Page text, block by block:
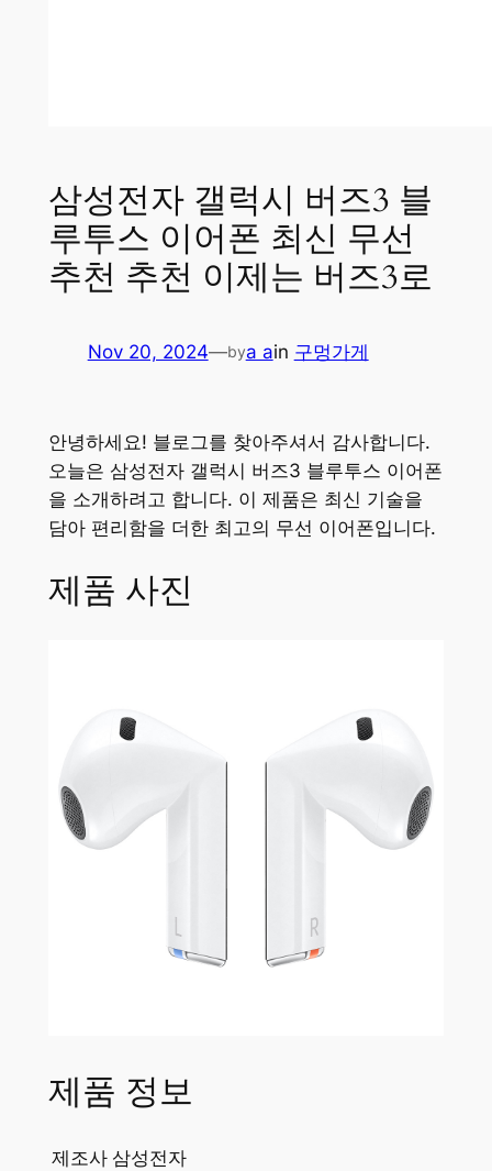
삼성전자 갤럭시 버즈3 블
루투스 이어폰 최신 무선
추천 추천 이제는 버즈3로
Nov 20, 2024—bya ain 구멍가게
안녕하세요! 블로그를 찾아주셔서 감사합니다.
오늘은 삼성전자 갤럭시 버즈3 블루투스 이어폰
을 소개하려고 합니다. 이 제품은 최신 기술을
담아 편리함을 더한 최고의 무선 이어폰입니다.
제품 사진
제품 정보
제조사 삼성전자